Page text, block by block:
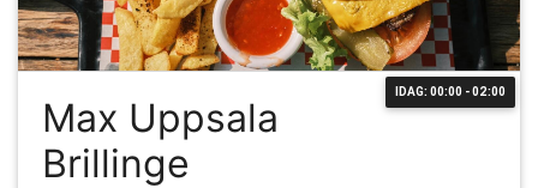
IDAG: 00:00 - 02:00
Max Uppsala
Brillinge